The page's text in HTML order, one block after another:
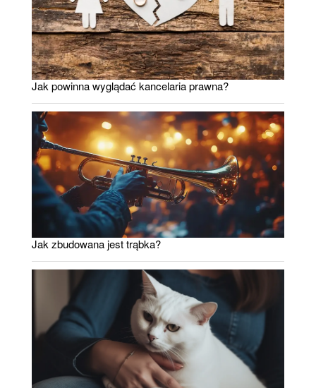
Jak powinna wyglądać kancelaria prawna?
Jak zbudowana jest trąbka?